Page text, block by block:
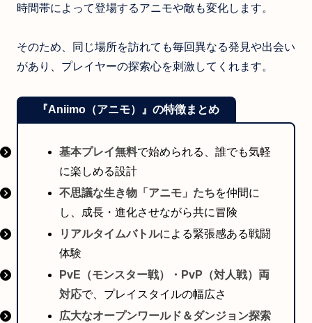
時間帯によって登場するアニモや敵も変化します。
そのため、同じ場所を訪れても毎回異なる発見や出会い
があり、プレイヤーの探索心を刺激してくれます。
『Aniimo（アニモ）』の特徴まとめ
基本プレイ無料で始められる、誰でも気軽
に楽しめる設計
不思議な生き物「アニモ」たちを仲間に
し、成長・進化させながら共に冒険
リアルタイムバトルによる緊張感ある戦闘
体験
PvE（モンスター戦）・PvP（対人戦）両
対応で、プレイスタイルの幅広さ
広大なオープンワールド＆ダンジョン探索